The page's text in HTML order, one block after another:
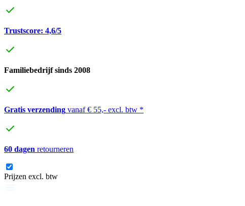
Trustscore: 4,6/5
Familiebedrijf sinds 2008
Gratis verzending vanaf € 55,- excl. btw *
60 dagen retourneren
Prijzen excl. btw